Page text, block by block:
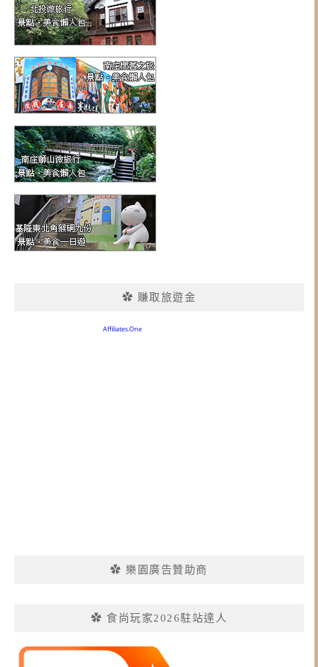
✿ 賺取旅遊金
✿ 樂園廣告贊助商
✿ 食尚玩家2026駐站達人